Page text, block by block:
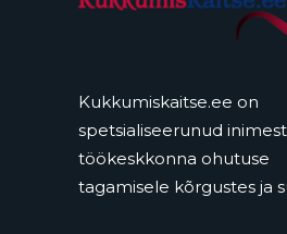
Kukkumiskaitse.ee on
spetsialiseerunud
töökeskkonna ohutuse
tagamisele kõrgustes ja